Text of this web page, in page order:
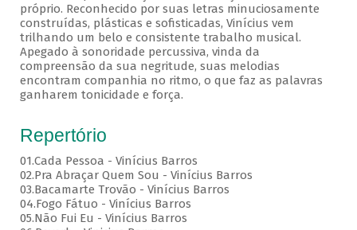
próprio. Reconhecido por suas letras minuciosamente
construídas, plásticas e sofisticadas, Vinícius vem
trilhando um belo e consistente trabalho musical.
Apegado à sonoridade percussiva, vinda da
compreensão da sua negritude, suas melodias
encontram companhia no ritmo, o que faz as palavras
ganharem tonicidade e força.
Repertório
01.Cada Pessoa - Vinícius Barros
02.Pra Abraçar Quem Sou - Vinícius Barros
03.Bacamarte Trovão - Vinícius Barros
04.Fogo Fátuo - Vinícius Barros
05.Não Fui Eu - Vinícius Barros